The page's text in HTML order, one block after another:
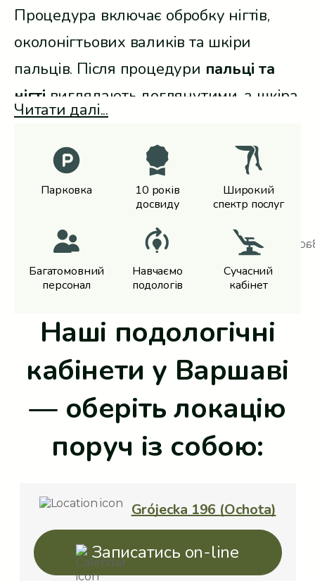
Процедура включає обробку нігтів,
околонігтьових валиків та шкіри
пальців. Після процедури пальці та
нігті виглядають доглянутими, а шкіра
стає більш гладкою й акуратною.
Читати далі...
Парковка
10 років
досвиду
Широкий
спектр послуг
Багатомовний
персонал
Навчаємо
подологів
Сучасний
кабінет
Наші подологічні
кабінети у Варшаві
— оберіть локацію
поруч із собою:
Grójecka 196 (Ochota)
Записатись on-line